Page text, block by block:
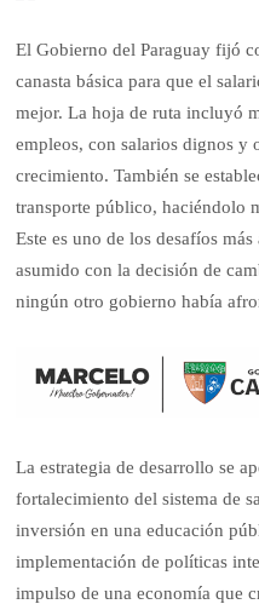
El Gobierno del Paraguay fijó
canasta básica para que el
mejor. La hoja de ruta incluyó
empleos, con salarios dignos y
crecimiento. También se
transporte público, haciéndolo
Este es uno de los desafíos
asumido con la decisión de
ningún otro gobierno había
La estrategia de desarrollo se
fortalecimiento del sistema de
inversión en una educación
implementación de políticas
impulso de una economía que